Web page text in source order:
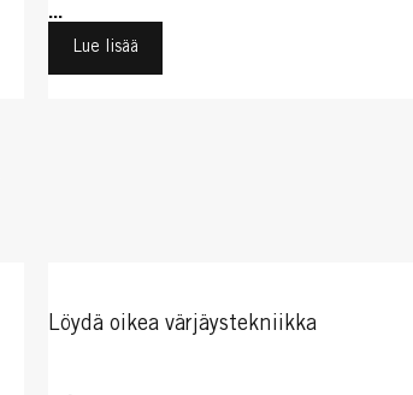
...
Lue lisää
Löydä oikea värjäystekniikka